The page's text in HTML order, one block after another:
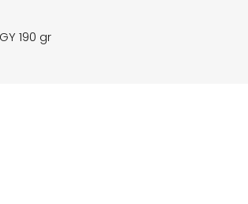
190 gr